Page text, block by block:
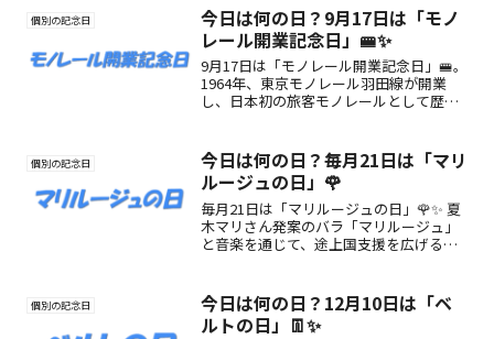
の魂を感じよう！
個別の記念日
今日は何の日？9月17日は「モノ
レール開業記念日」🚝✨
9月17日は「モノレール開業記念日」🚝。
1964年、東京モノレール羽田線が開業
し、日本初の旅客モノレールとして歴史
個別の記念日
今日は何の日？毎月21日は「マリ
ルージュの日」🌹
毎月21日は「マリルージュの日」🌹✨ 夏
木マリさん発案のバラ「マリルージュ」
と音楽を通じて、途上国支援を広げる記
個別の記念日
今日は何の日？12月10日は「ベ
ルトの日」👖✨